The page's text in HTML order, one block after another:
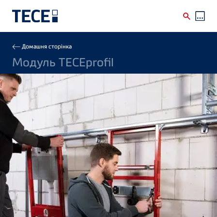
Breadcrumb
Домашня сторінка
Модуль TECEprofil